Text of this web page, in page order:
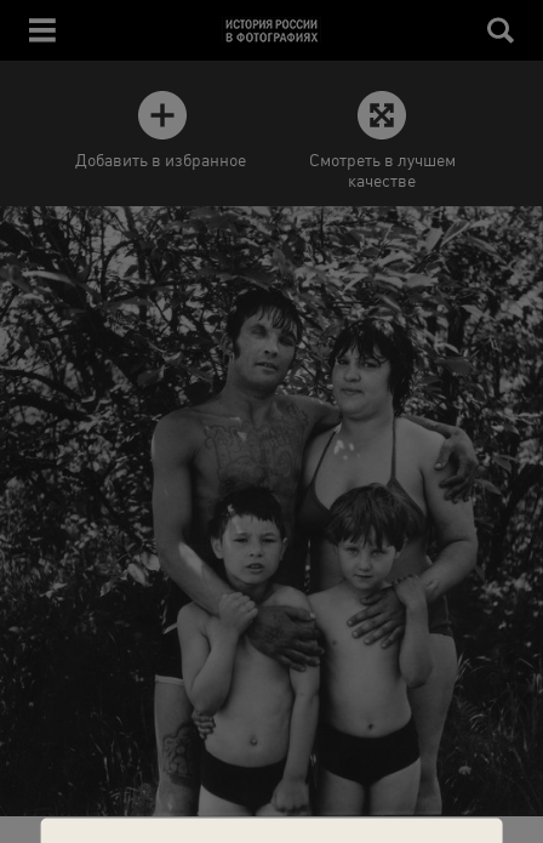
Добавить в избранное
Смотреть в лучшем
качестве